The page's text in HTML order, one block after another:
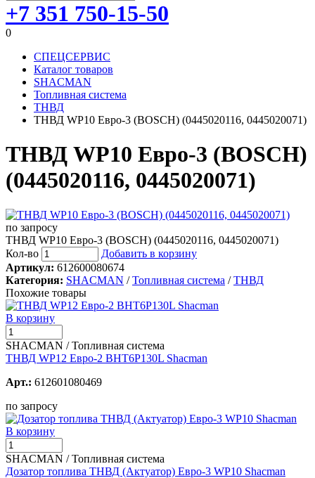
+7 351 750-15-50
0
СПЕЦСЕРВИС
Каталог товаров
SHACMAN
Топливная система
ТНВД
ТНВД WP10 Евро-3 (BOSCH) (0445020116, 0445020071)
ТНВД WP10 Евро-3 (BOSCH)
(0445020116, 0445020071)
по запросу
ТНВД WP10 Евро-3 (BOSCH) (0445020116, 0445020071)
Кол-во
Добавить в корзину
Артикул: 612600080674
Категория: SHACMAN /Топливная система /ТНВД
Похожие товары
В корзину
SHACMAN / Топливная система
ТНВД WP12 Евро-2 BHT6P130L Shacman
Арт.: 612601080469
по запросу
В корзину
SHACMAN / Топливная система
Дозатор топлива ТНВД (Актуатор) Евро-3 WP10 Shacman